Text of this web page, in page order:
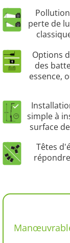
perte de
Options
des
essence,
simple à
surface
Têtes